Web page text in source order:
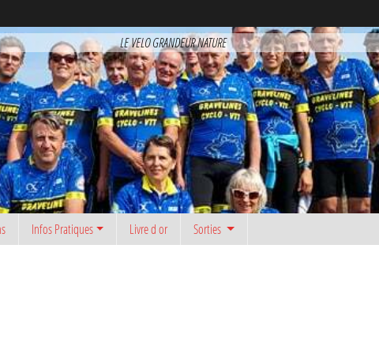
LE VELO GRANDEUR NATURE
Infos Pratiques Livre d or Sorties